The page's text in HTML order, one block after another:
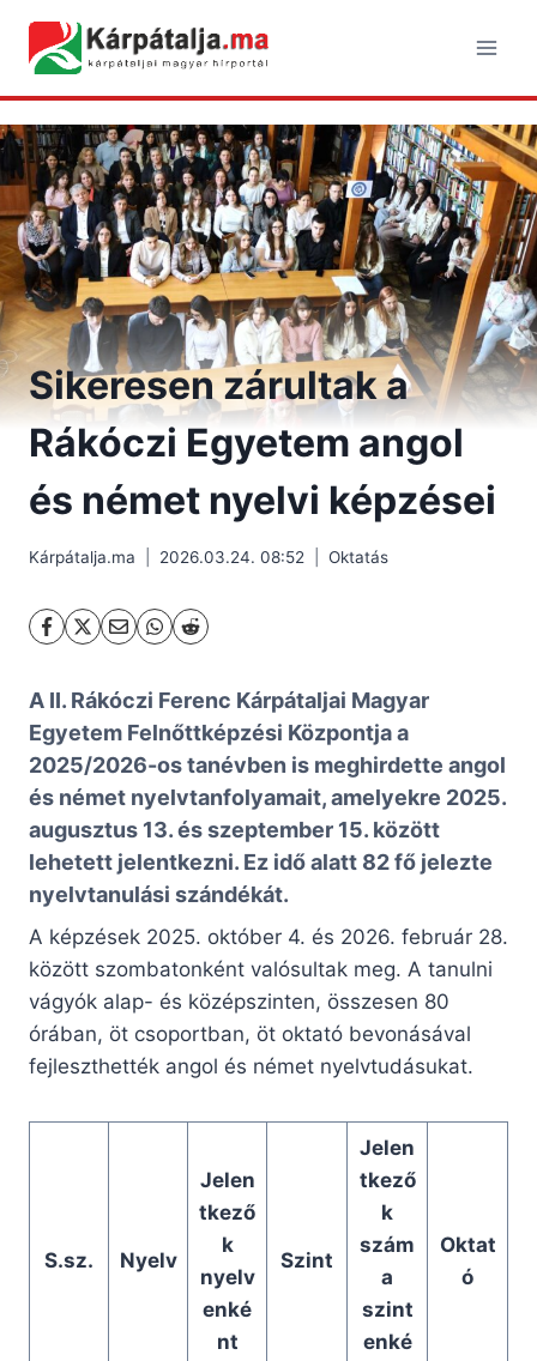
content
Sikeresen zárultak a
Rákóczi Egyetem angol
és német nyelvi képzései
Kárpátalja.ma 2026.03.24. 08:52 Oktatás
A II. Rákóczi Ferenc Kárpátaljai Magyar
Egyetem Felnőttképzési Központja a
2025/2026-os tanévben is meghirdette angol
és német nyelvtanfolyamait, amelyekre 2025.
augusztus 13. és szeptember 15. között
lehetett jelentkezni. Ez idő alatt 82 fő jelezte
nyelvtanulási szándékát.
A képzések 2025. október 4. és 2026. február 28.
között szombatonként valósultak meg. A tanulni
vágyók alap- és középszinten, összesen 80
órában, öt csoportban, öt oktató bevonásával
fejleszthették angol és német nyelvtudásukat.
S.sz. Nyelv
Jelen
tkező
k
nyelv
enké
nt
Szint
Jelen
tkező
k
szám
a
szint
enké
Oktat
ó